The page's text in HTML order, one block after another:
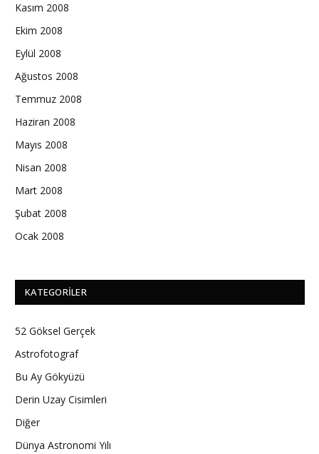
Kasım 2008
Ekim 2008
Eylül 2008
Ağustos 2008
Temmuz 2008
Haziran 2008
Mayıs 2008
Nisan 2008
Mart 2008
Şubat 2008
Ocak 2008
KATEGORILER
52 Göksel Gerçek
Astrofotograf
Bu Ay Gökyüzü
Derin Uzay Cisimleri
Diğer
Dünya Astronomi Yılı